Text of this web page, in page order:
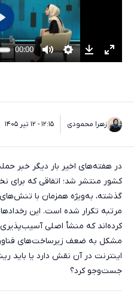
زهرا محمودی ۱۲:۱۵ - ۱۲ تیر ۱۴۰۵
در هفته‌های اخیر بار دیگر خبر
کشور منتشر شد؛ اتفاقی که برای
گذشته، به‌ویژه همزمان با
مرتبه تکرار شده است. این
کرده‌اند که منشأ اصلی
مشکل به ضعف زیرساخت‌های
اینترنت در آن نقش دارد یا باید
جست‌وجو کرد؟